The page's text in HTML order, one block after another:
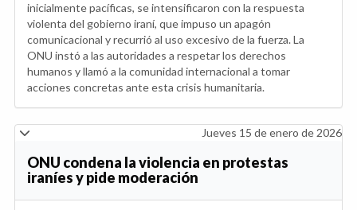
inicialmente pacíficas, se intensificaron con la respuesta
violenta del gobierno iraní, que impuso un apagón
comunicacional y recurrió al uso excesivo de la fuerza. La
ONU instó a las autoridades a respetar los derechos
humanos y llamó a la comunidad internacional a tomar
acciones concretas ante esta crisis humanitaria.
Jueves 15 de enero de 2026
ONU condena la violencia en protestas
iraníes y pide moderación